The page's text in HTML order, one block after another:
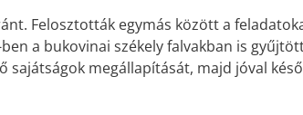
Felosztották egymás között a
a bukovinai székely falvakban is
megállapítását, majd jóval